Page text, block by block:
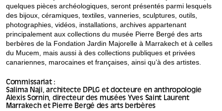
quelques pièces archéologiques, seront présentés parmi lesquels
des bijoux, céramiques, textiles, vanneries, sculptures, outils,
photographies, vidéos, installations, archives appartenant
principalement aux collections du musée Pierre Bergé des arts
berbères de la Fondation Jardin Majorelle à Marrakech et à celles
du Mucem, mais aussi à des collections publiques et privées
canariennes, marocaines et françaises, ainsi qu’à des artistes.
Commissariat :
Salima Naji, architecte DPLG et docteure en anthropologie
Alexis Sornin, directeur des musées Yves Saint Laurent
Marrakech et Pierre Bergé des arts berbères